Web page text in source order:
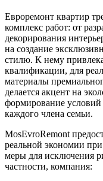
Евроремонт квартир
комплекс работ: от
декорирования
на создание
стилю. К нему
квалификации, для
материалы
делается акцент на
формирование
каждого члена семьи.
MosEvroRemont
реальной экономии
меры для исключения
частности, компания: